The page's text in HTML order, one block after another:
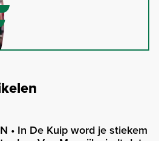
• In De Kuip word je stiekem